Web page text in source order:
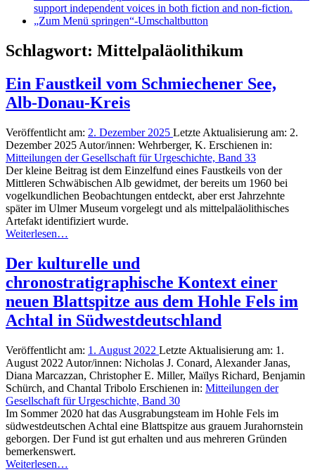
support independent voices in both fiction and non-fiction.
„Zum Menü springen“-Umschaltbutton
Schlagwort: Mittelpaläolithikum
Ein Faustkeil vom Schmiechener See,
Alb-Donau-Kreis
Veröffentlicht am: 2. Dezember 2025 Letzte Aktualisierung am: 2.
Dezember 2025 Autor/innen: Wehrberger, K. Erschienen in:
Mitteilungen der Gesellschaft für Urgeschichte, Band 33
Der kleine Beitrag ist dem Einzelfund eines Faustkeils von der
Mittleren Schwäbischen Alb gewidmet, der bereits um 1960 bei
vogelkundlichen Beobachtungen entdeckt, aber erst Jahrzehnte
später im Ulmer Museum vorgelegt und als mittelpaläolithisches
Artefakt identifiziert wurde.
Weiterlesen…
Der kulturelle und
chronostratigraphische Kontext einer
neuen Blattspitze aus dem Hohle Fels im
Achtal in Südwestdeutschland
Veröffentlicht am: 1. August 2022 Letzte Aktualisierung am: 1.
August 2022 Autor/innen: Nicholas J. Conard, Alexander Janas,
Diana Marcazzan, Christopher E. Miller, Maïlys Richard, Benjamin
Schürch, and Chantal Tribolo Erschienen in: Mitteilungen der
Gesellschaft für Urgeschichte, Band 30
Im Sommer 2020 hat das Ausgrabungsteam im Hohle Fels im
südwestdeutschen Achtal eine Blattspitze aus grauem Jurahornstein
geborgen. Der Fund ist gut erhalten und aus mehreren Gründen
bemerkenswert.
Weiterlesen…